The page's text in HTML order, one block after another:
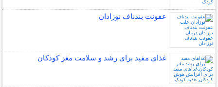
عفونت بندناف نوزادان
غذای مفید برای رشد و سلامت مغز کودکان